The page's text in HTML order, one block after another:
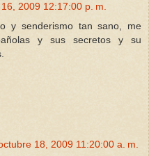
2009 12:17:00 p. m.
y senderismo tan sano, me
y sus secretos y su
18, 2009 11:20:00 a. m.